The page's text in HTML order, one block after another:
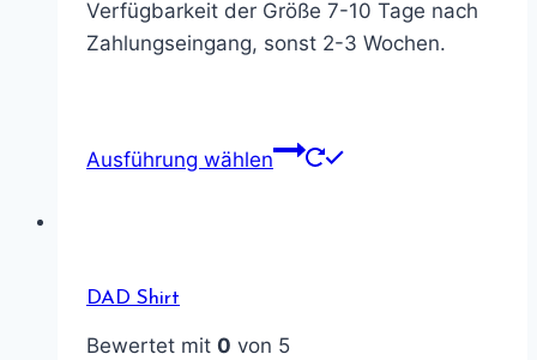
Verfügbarkeit der Größe 7-10 Tage nach
Zahlungseingang, sonst 2-3 Wochen.
Ausführung wählen
DAD Shirt
Bewertet mit 0 von 5